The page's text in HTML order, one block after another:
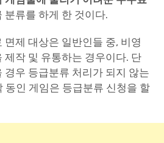
분류를 하게 한 것이다.
면제 대상은 일반인들 중, 비영
제작 및 유통하는 경우이다. 단
경우 등급분류 처리가 되지 않는
동인 게임은 등급분류 신청을 할